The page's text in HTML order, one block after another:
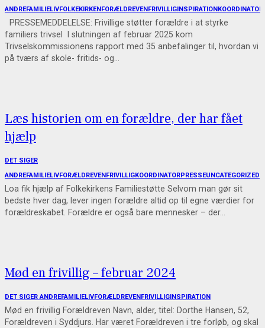
ANDREFAMILIELIVFOLKEKIRKEN FORÆLDREVEN FRIVILLIG INSPIRATION KOORDINATOR
PRESSEMEDDELELSE: Frivillige støtter forældre i at styrke
familiers trivsel I slutningen af februar 2025 kom
Trivselskommissionens rapport med 35 anbefalinger til, hvordan vi
på tværs af skole- fritids- og…
Læs historien om en forældre, der har fået
hjælp
DET SIGER
ANDREFAMILIELIVFORÆLDREVEN FRIVILLIGKOORDINATORPRESSEUNCATEGORIZED
Loa fik hjælp af Folkekirkens Familiestøtte Selvom man gør sit
bedste hver dag, lever ingen forældre altid op til egne værdier for
forældreskabet. Forældre er også bare mennesker – der…
Mød en frivillig – februar 2024
DET SIGER ANDREFAMILIELIVFORÆLDREVEN FRIVILLIG INSPIRATION
Mød en frivillig Forældreven Navn, alder, titel: Dorthe Hansen, 52,
Forældreven i Syddjurs. Har været Forældreven i tre forløb, og skal